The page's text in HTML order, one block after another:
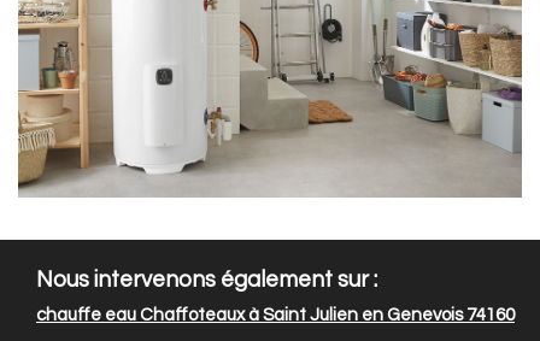
Nous intervenons également sur :
chauffe eau Chaffoteaux à Saint Julien en Genevois 74160